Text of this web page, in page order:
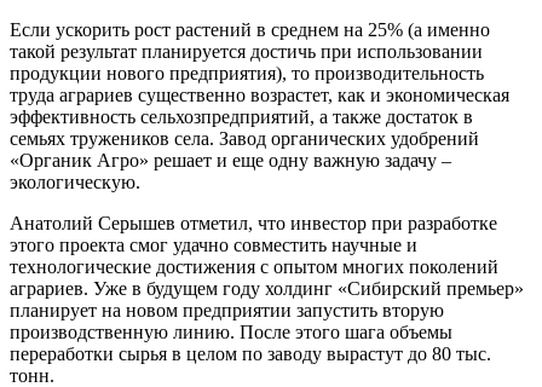
Если ускорить рост растений в среднем на 25% (а именно
такой результат планируется достичь при использовании
продукции нового предприятия), то производительность
труда аграриев существенно возрастет, как и экономическая
эффективность сельхозпредприятий, а также достаток в
семьях тружеников села. Завод органических удобрений
«Органик Агро» решает и еще одну важную задачу –
экологическую.
Анатолий Серышев отметил, что инвестор при разработке
этого проекта смог удачно совместить научные и
технологические достижения с опытом многих поколений
аграриев. Уже в будущем году холдинг «Сибирский премьер»
планирует на новом предприятии запустить вторую
производственную линию. После этого шага объемы
переработки сырья в целом по заводу вырастут до 80 тыс.
тонн.